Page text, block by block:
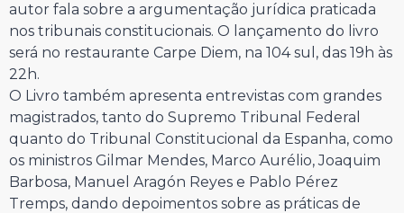
autor fala sobre a argumentação jurídica praticada
nos tribunais constitucionais. O lançamento do livro
será no restaurante Carpe Diem, na 104 sul, das 19h às
22h.
O Livro também apresenta entrevistas com grandes
magistrados, tanto do Supremo Tribunal Federal
quanto do Tribunal Constitucional da Espanha, como
os ministros Gilmar Mendes, Marco Aurélio, Joaquim
Barbosa, Manuel Aragón Reyes e Pablo Pérez
Tremps, dando depoimentos sobre as práticas de